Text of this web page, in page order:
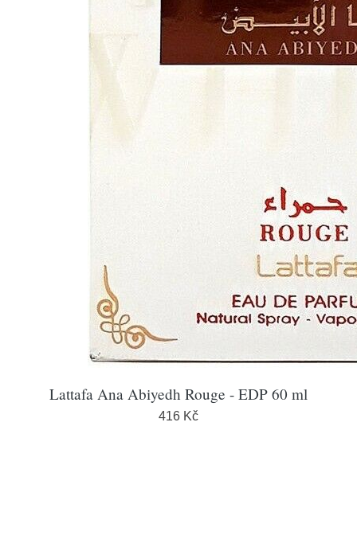
Lattafa Ana Abiyedh Rouge - EDP 60 ml
416 Kč